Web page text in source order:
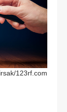
123rf.com